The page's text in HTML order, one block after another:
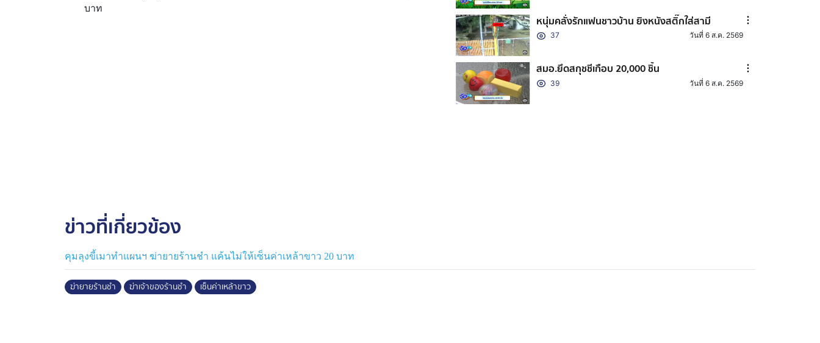
บาท
หนุ่มคลั่งรักแฟนชาวบ้าน ยิงหนังสติ๊กใส่สามี
37 วันที่ 6 ส.ค. 2569
สมอ.ยึดสกุชชีเกือบ 20,000 ชิ้น
39 วันที่ 6 ส.ค. 2569
ข่าวที่เกี่ยวข้อง
คุมลุงขี้เมาทำแผนฯ ฆ่ายายร้านชำ แค้นไม่ให้เซ็นค่าเหล้าขาว 20 บาท
ฆ่ายายร้านชำ ฆ่าเจ้าของร้านชำ เซ็นค่าเหล้าขาว